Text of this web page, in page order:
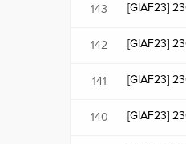
143 [GIAF23]
142 [GIAF23]
141 [GIAF23]
140 [GIAF23]